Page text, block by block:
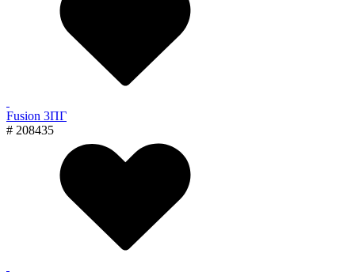
Fusion 3ПГ
# 208435